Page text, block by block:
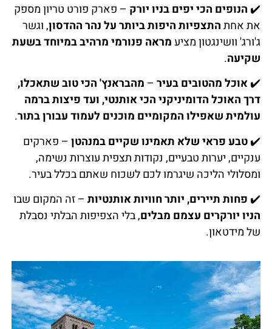
✔️ הנופים הכי יפים בניו יורק – פארק פורט טריון מספק
את אחתהתצפיות היפות ביותר על נהר ההדסון, וגשר
ג'ורג' וושינגטון מציעמראה פנורמי מרהיב במיוחד בשעת
שקיעה.
✔️אוכל מהטובים בעיר– מהבראנץ' הכי טוב שתאכלו,
דרך האוכל הדומיניקני הכי אותנטי, ועד פיצות ברמה
עולמית שאפילו המקומיים מוכנים לעמוד עבורן בתור.
✔️טבע פראי שלא תאמינו שקיים במנהטן– פארקים
ענקיים, יערות טבעיים, נקודות תצפית עוצרות נשימה,
ומסלולי הליכה שיגרמו לכם לשכוח שאתם בכלל בעיר.
✔️ פחות תיירים, יותר חוויות אותנטיות– זה המקום שבו
הניו יורקרים עצמם מבלים, בלי הצפיפות הבלתי נסבלת
של מידטאון.